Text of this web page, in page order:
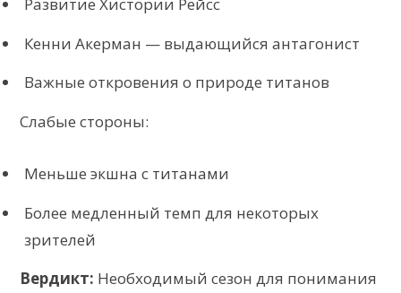
Развитие Хистории Рейсс
Кенни Акерман — выдающийся антагонист
Важные откровения о природе титанов
Слабые стороны:
Меньше экшна с титанами
Более медленный темп для некоторых
зрителей
Вердикт: Необходимый сезон для понимания